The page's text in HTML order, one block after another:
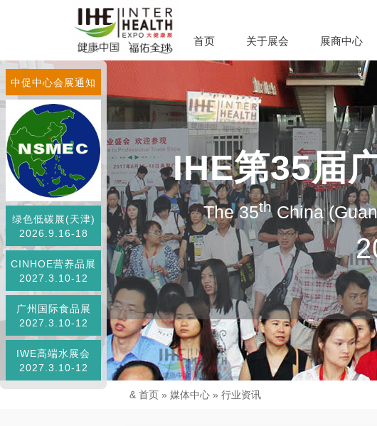
首页 关于展会 展商中心
IHE第35届
The 35thChina
中促中心会展通知
绿色低碳展(天津)
2026.9.16-18
CINHOE营养品展
2027.3.10-12
广州国际食品展
2027.3.10-12
IWE高端水展会
2027.3.10-12
& 首页 » 媒体中心 » 行业资讯